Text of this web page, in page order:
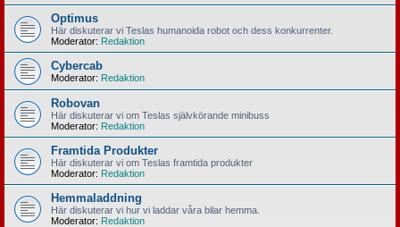
Optimus
Här diskuterar vi Teslas humanoida robot och dess konkurrenter.
Moderator: Redaktion
Cybercab
Moderator: Redaktion
Robovan
Här diskuterar vi om Teslas självkörande minibuss
Moderator: Redaktion
Framtida Produkter
Här diskuterar vi om Teslas framtida produkter
Moderator: Redaktion
Hemmaladdning
Här diskuterar vi hur vi laddar våra bilar hemma.
Moderator: Redaktion